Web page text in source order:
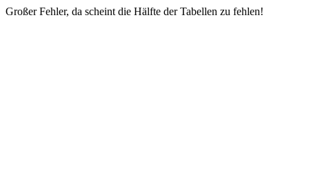
Großer Fehler, da scheint die Hälfte der Tabellen zu fehlen!